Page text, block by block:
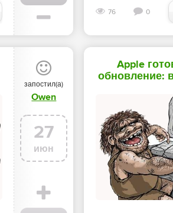
76 0
запостил(а)
Owen
27
июн
Apple
обновление:
робот для
камерой -